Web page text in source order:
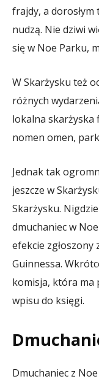
frajdy, a
nudzą. Nie dziwi
się w Noe Parku,
W Skarżysku też
różnych
lokalna skarżyska
nomen omen,
Jednak tak
jeszcze w
Skarżysku.
dmuchaniec w
efekcie zgłoszony
Guinnessa.
komisja, która ma
wpisu do księgi.
Dmuchaniec z